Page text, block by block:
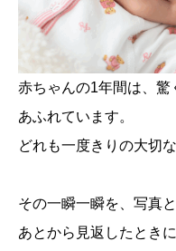
赤ちゃんの1年間は、驚
あふれています。
どれも一度きりの大切
その一瞬一瞬を、写真
あとから見返したとき